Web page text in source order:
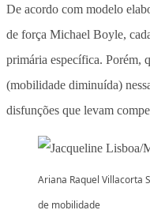
De acordo com modelo
de força Michael Boyle,
primária específica. Porém,
(mobilidade diminuída)
disfunções que levam
Ariana Raquel Villacorta
de mobilidade